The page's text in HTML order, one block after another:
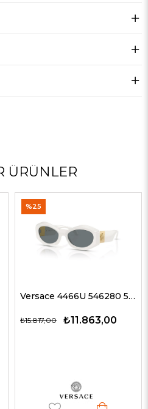
ÜRÜNLER
Versace 4466U 546280 54 G Kadın Güneş Gözlükleri
₺11.863,00
₺15.817,00
%25